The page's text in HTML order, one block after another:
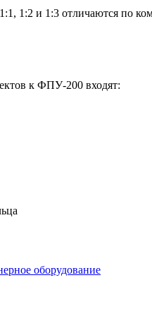
1:2 и 1:3 отличаются по
к ФПУ-200 входят:
оборудование